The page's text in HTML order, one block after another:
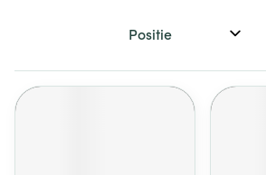
Sorteer op: